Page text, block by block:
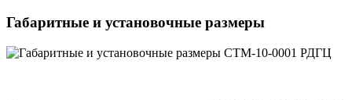
Габаритные и установочные размеры